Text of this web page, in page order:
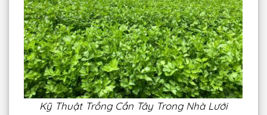
Kỹ Thuật Trồng Cần Tây Trong Nhà Lưới